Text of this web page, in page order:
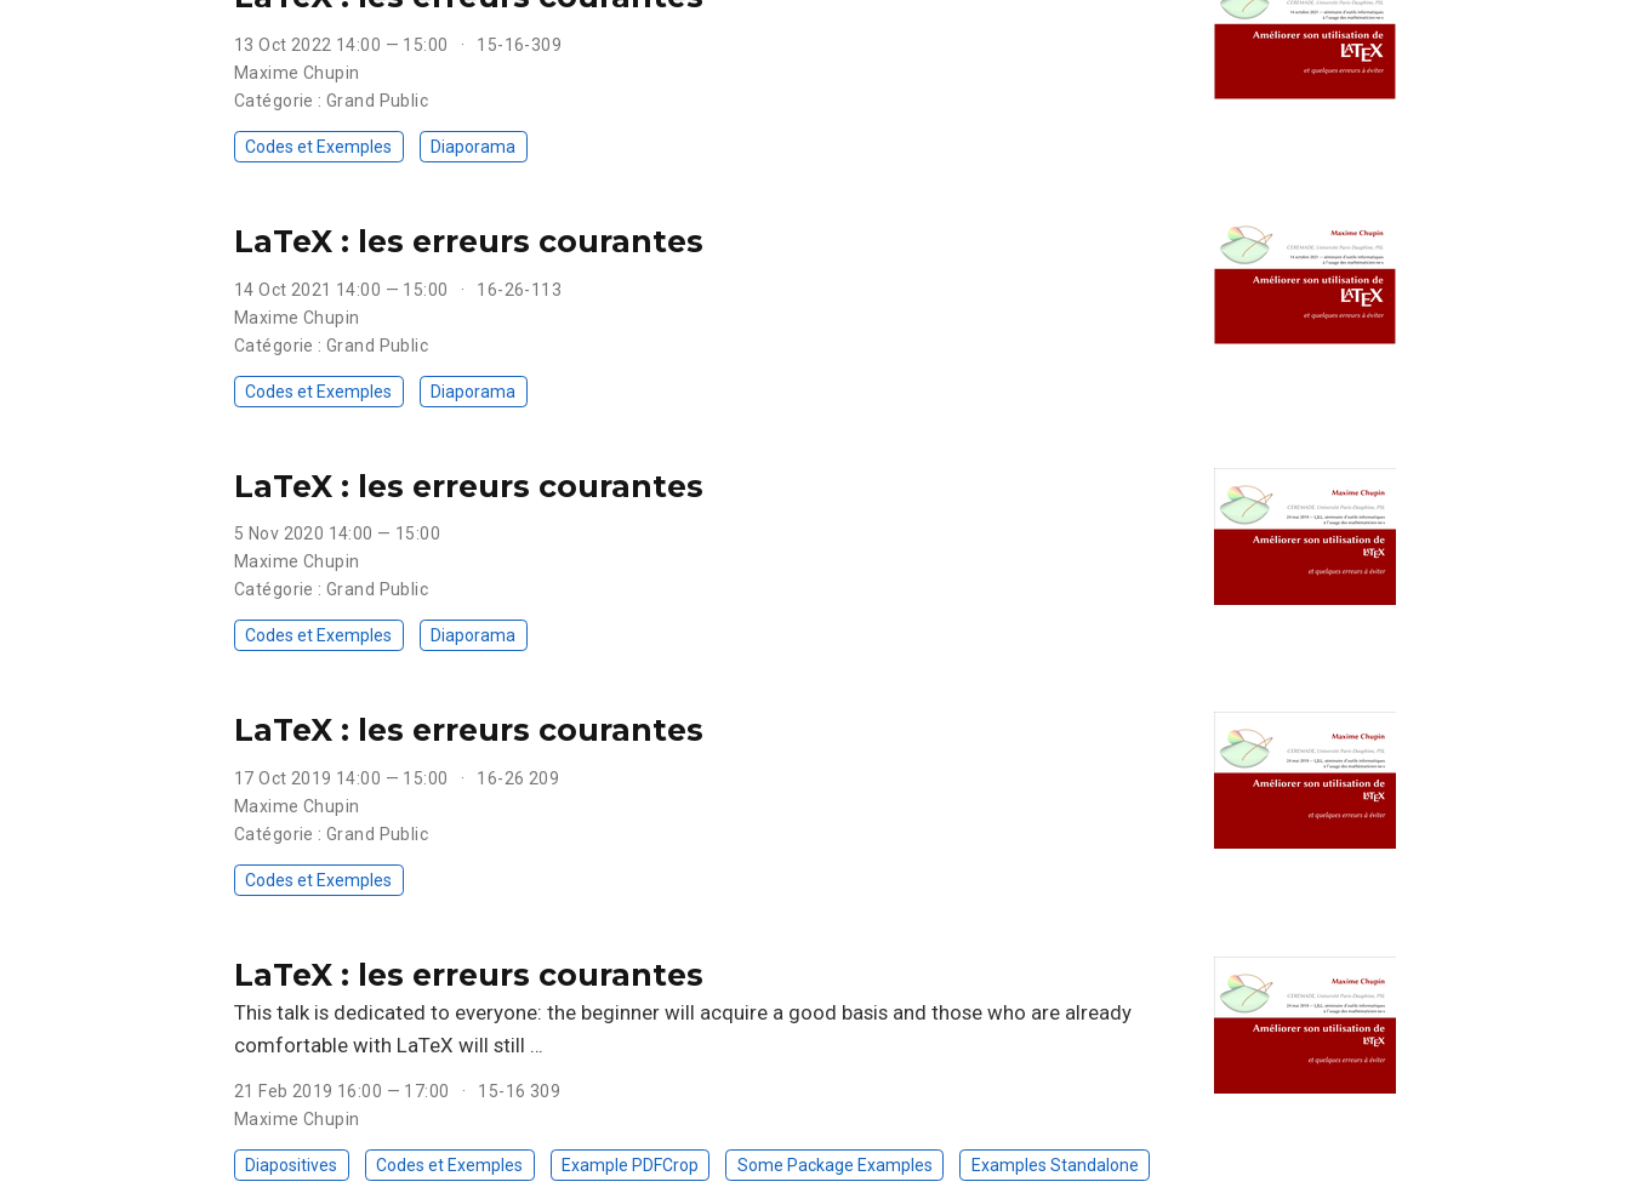
13 Oct 2022 14:00 — 15:00
15-16-309
Maxime Chupin
Catégorie : Grand Public
Codes et Exemples Diaporama
LaTeX : les erreurs courantes
14 Oct 2021 14:00 — 15:00
16-26-113
Maxime Chupin
Catégorie : Grand Public
Codes et Exemples Diaporama
LaTeX : les erreurs courantes
5 Nov 2020 14:00 — 15:00
Maxime Chupin
Catégorie : Grand Public
Codes et Exemples Diaporama
LaTeX : les erreurs courantes
17 Oct 2019 14:00 — 15:00
16-26 209
Maxime Chupin
Catégorie : Grand Public
Codes et Exemples
LaTeX : les erreurs courantes
This talk is dedicated to everyone: the beginner will acquire a good basis and those who are already
comfortable with LaTeX will still …
21 Feb 2019 16:00 — 17:00
15-16 309
Maxime Chupin
Diapositives Codes et Exemples Example PDFCrop Some Package Examples Examples Standalone